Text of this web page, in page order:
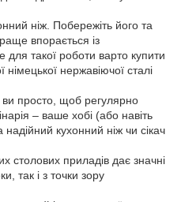
ніж. Побережіть його та
впорається із
такої роботи варто купити
німецької нержавіючої сталі
ви просто, щоб регулярно
– ваше хобі (або навіть
кухонний ніж чи сікач
столових приладів дає значні
так і з точки зору